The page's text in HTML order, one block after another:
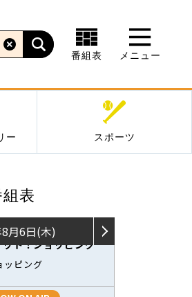
番組表 メニュー
ー スポーツ
組表